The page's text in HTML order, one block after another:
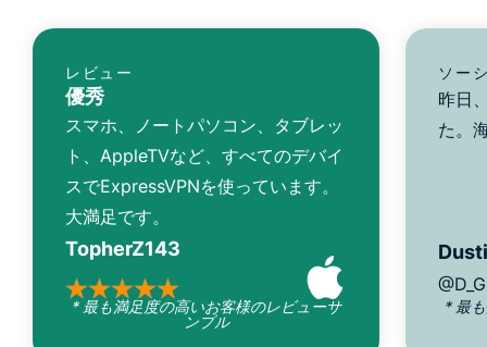
レビュー
優秀
スマホ、ノートパソコン、タブレッ
ト、AppleTVなど、すべてのデバイ
スでExpressVPNを使っています。
大満足です。
TopherZ143
* 最も満足度の高いお客様のレビューサ
ンプル
ソー
昨日
た。
* 最